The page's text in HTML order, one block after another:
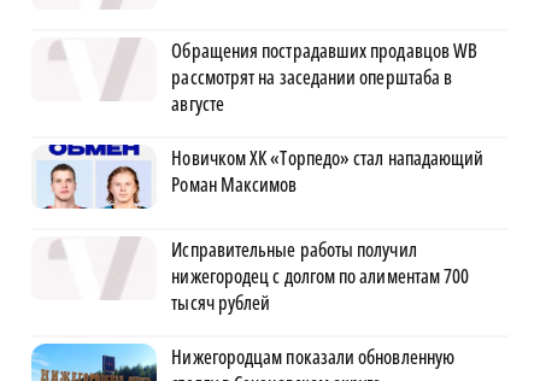
Обращения пострадавших продавцов WB
рассмотрят на заседании оперштаба в
августе
Новичком ХК «Торпедо» стал нападающий
Роман Максимов
Исправительные работы получил
нижегородец с долгом по алиментам 700
тысяч рублей
Нижегородцам показали обновленную